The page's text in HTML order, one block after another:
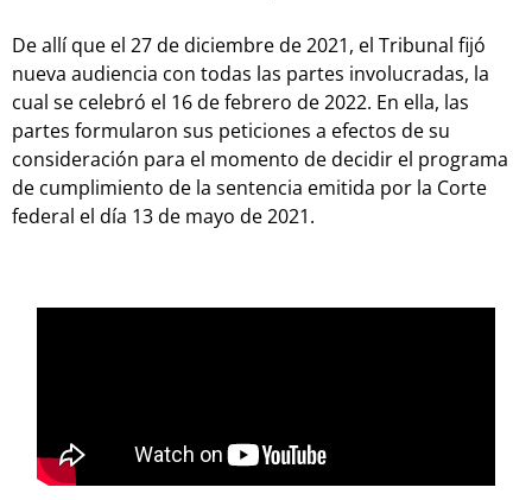
De allí que el 27 de diciembre de 2021, el Tribunal fijó
nueva audiencia con todas las partes involucradas, la
cual se celebró el 16 de febrero de 2022. En ella, las
partes formularon sus peticiones a efectos de su
consideración para el momento de decidir el programa
de cumplimiento de la sentencia emitida por la Corte
federal el día 13 de mayo de 2021.